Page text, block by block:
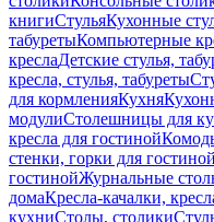
книгиСтульяКухонные
табуретыКомпьютерные
креслаДетские стулья,
кресла, стулья, табуреты
для кормленияКухня
модулиСтолешницы для
кресла для гостиной
стенки, горки для гостиной
гостинойЖурнальные
домаКресла-качалки,
кухниСтолы, столики